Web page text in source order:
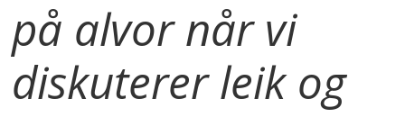
på alvor når vi
diskuterer leik og